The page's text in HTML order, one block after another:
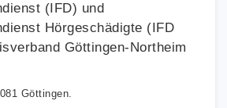
(IFD) und
Hörgeschädigte (IFD
Göttingen-Northeim
Göttingen.